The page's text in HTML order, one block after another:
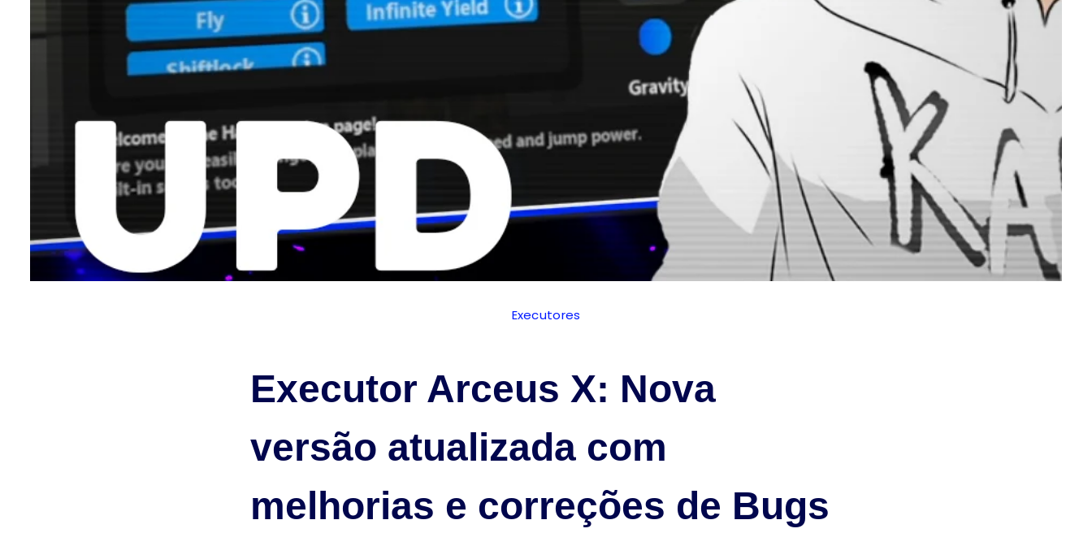
Executores
Executor Arceus X: Nova
versão atualizada com
melhorias e correções de Bugs